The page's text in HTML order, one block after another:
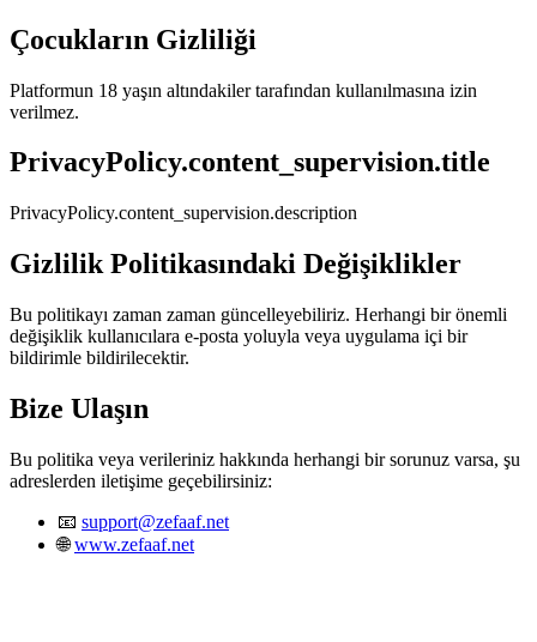
Çocukların Gizliliği
Platformun 18 yaşın altındakiler tarafından kullanılmasına izin
verilmez.
PrivacyPolicy.content_supervision.title
PrivacyPolicy.content_supervision.description
Gizlilik Politikasındaki Değişiklikler
Bu politikayı zaman zaman güncelleyebiliriz. Herhangi bir önemli
değişiklik kullanıcılara e-posta yoluyla veya uygulama içi bir
bildirimle bildirilecektir.
Bize Ulaşın
Bu politika veya verileriniz hakkında herhangi bir sorunuz varsa, şu
adreslerden iletişime geçebilirsiniz:
📧 support@zefaaf.net
🌐www.zefaaf.net